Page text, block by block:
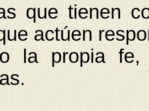
que tienen
actúen
la propia